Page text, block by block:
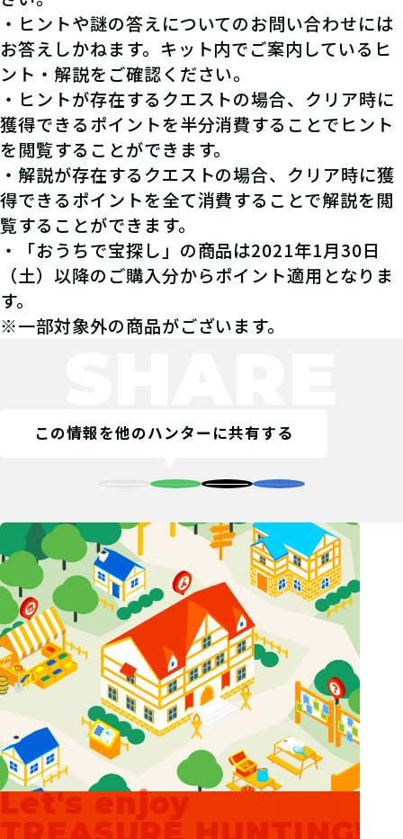
・ヒントや謎の答えについてのお問い合わせには
お答えしかねます。キット内でご案内しているヒ
ント・解説をご確認ください。
・ヒントが存在するクエストの場合、クリア時に
獲得できるポイントを半分消費することでヒント
を閲覧することができます。
・解説が存在するクエストの場合、クリア時に獲
得できるポイントを全て消費することで解説を閲
覧することができます。
・「おうちで宝探し」の商品は2021年1月30日
（土）以降のご購入分からポイント適用となりま
す。
※一部対象外の商品がございます。
この情報を他のハンターに共有する
Let's enjoy